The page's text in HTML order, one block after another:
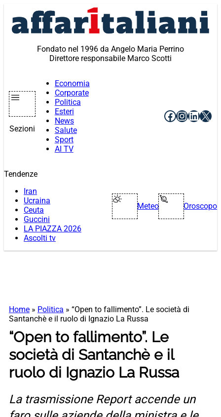
contenuto
Fondato nel 1996 da Angelo Maria Perrino
Direttore responsabile Marco Scotti
Sezioni
Economia
Corporate
Politica
Esteri
News
Salute
Sport
AI TV
Facebook
X
Tendenze
Iran
Ucraina
Ceuta
Guccini
LA PIAZZA 2026
Ascolti tv
Meteo Oroscopo
Home » Politica » “Open to fallimento”. Le società di
Santanchè e il ruolo di Ignazio La Russa
“Open to fallimento”. Le
società di Santanchè e il
ruolo di Ignazio La Russa
La trasmissione Report accende un